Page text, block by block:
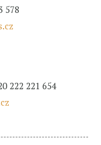
578
222 221 654